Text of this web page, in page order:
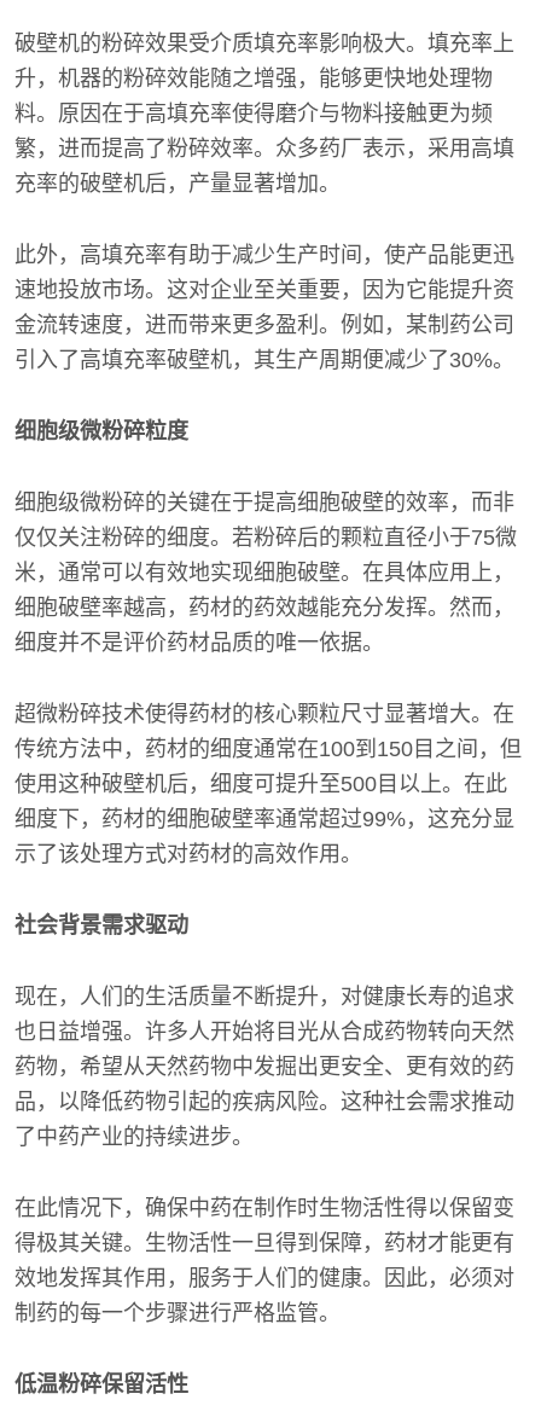
破壁机的粉碎效果受介质填充率影响极大。填充率上
升，机器的粉碎效能随之增强，能够更快地处理物
料。原因在于高填充率使得磨介与物料接触更为频
繁，进而提高了粉碎效率。众多药厂表示，采用高填
充率的破壁机后，产量显著增加。
此外，高填充率有助于减少生产时间，使产品能更迅
速地投放市场。这对企业至关重要，因为它能提升资
金流转速度，进而带来更多盈利。例如，某制药公司
引入了高填充率破壁机，其生产周期便减少了30%。
细胞级微粉碎粒度
细胞级微粉碎的关键在于提高细胞破壁的效率，而非
仅仅关注粉碎的细度。若粉碎后的颗粒直径小于75微
米，通常可以有效地实现细胞破壁。在具体应用上，
细胞破壁率越高，药材的药效越能充分发挥。然而，
细度并不是评价药材品质的唯一依据。
超微粉碎技术使得药材的核心颗粒尺寸显著增大。在
传统方法中，药材的细度通常在100到150目之间，但
使用这种破壁机后，细度可提升至500目以上。在此
细度下，药材的细胞破壁率通常超过99%，这充分显
示了该处理方式对药材的高效作用。
社会背景需求驱动
现在，人们的生活质量不断提升，对健康长寿的追求
也日益增强。许多人开始将目光从合成药物转向天然
药物，希望从天然药物中发掘出更安全、更有效的药
品，以降低药物引起的疾病风险。这种社会需求推动
了中药产业的持续进步。
在此情况下，确保中药在制作时生物活性得以保留变
得极其关键。生物活性一旦得到保障，药材才能更有
效地发挥其作用，服务于人们的健康。因此，必须对
制药的每一个步骤进行严格监管。
低温粉碎保留活性